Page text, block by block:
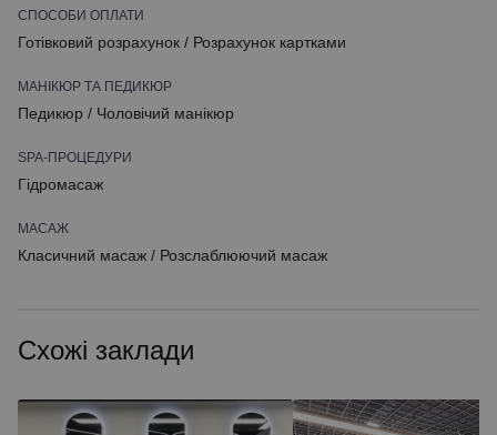
СПОСОБИ ОПЛАТИ
Готівковий розрахунок / Розрахунок картками
МАНІКЮР ТА ПЕДИКЮР
Педикюр / Чоловічий манікюр
SPA-ПРОЦЕДУРИ
Гідромасаж
МАСАЖ
Класичний масаж / Розслаблюючий масаж
Схожі заклади